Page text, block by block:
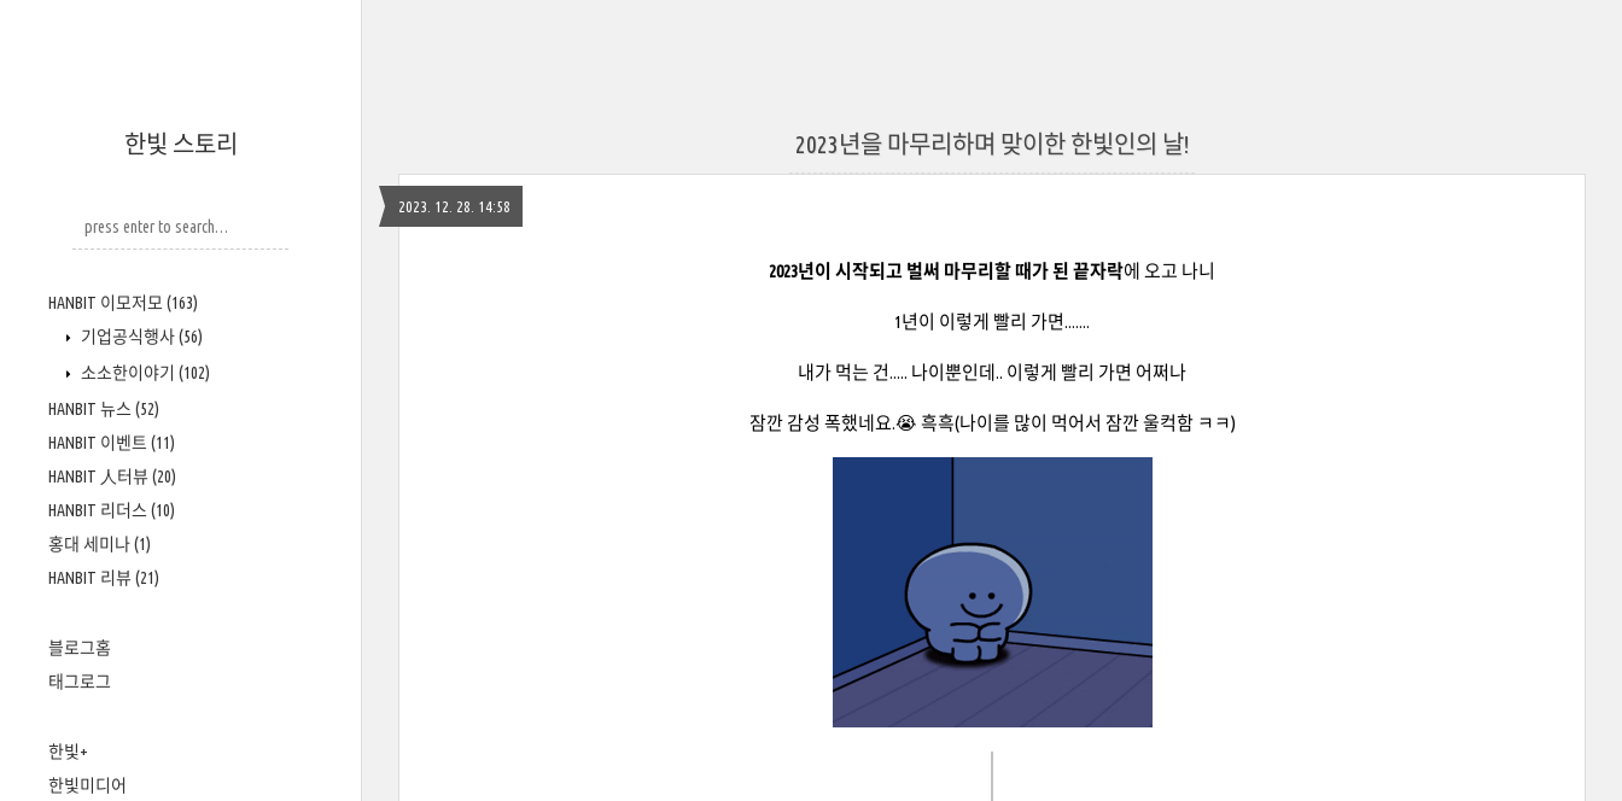
한빛 스토리
HANBIT 이모저모 (163)
기업공식행사(56)
소소한이야기 (102)
HANBIT 뉴스 (52)
HANBIT 이벤트 (11)
HANBIT 人터뷰 (20)
HANBIT 리더스 (10)
홍대 세미나(1)
HANBIT 리뷰 (21)
블로그홈
태그로그
한빛+
한빛미디어
2023년을 마무리하며 맞이한 한빛인의 날!
2023. 12. 28. 14:58
2023년이 시작되고 벌써 마무리할 때가 된 끝자락에 오고 나니
1년이 이렇게 빨리 가면.......
내가 먹는 건..... 나이뿐인데.. 이렇게 빨리 가면 어쩌나
잠깐 감성 폭했네요.😭 흑흑(나이를 많이 먹어서 잠깐 울컥함 ㅋㅋ)